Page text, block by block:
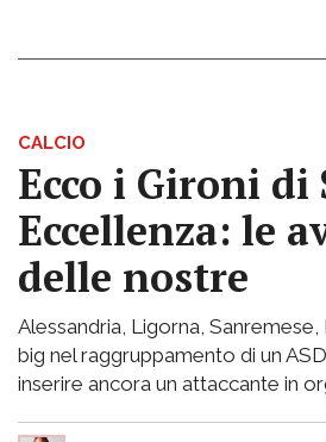
CALCIO
Ecco i Gironi di
Eccellenza: le
delle nostre
Alessandria, Ligorna,
big nel raggruppamento di un
inserire ancora un attaccante in